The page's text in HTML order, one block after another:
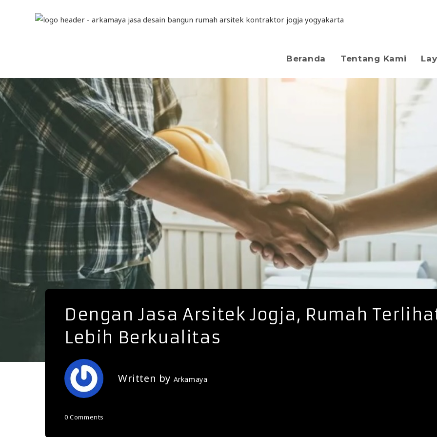
Beranda Tentang Kami
Dengan Jasa Arsitek Jogja, Rumah
Lebih Berkualitas
Written by Arkamaya
0 Comments